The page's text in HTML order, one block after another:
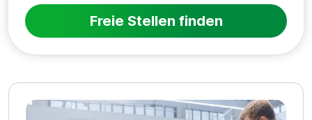
Freie Stellen finden